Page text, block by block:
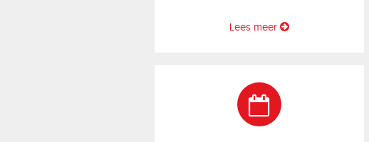
Lees meer